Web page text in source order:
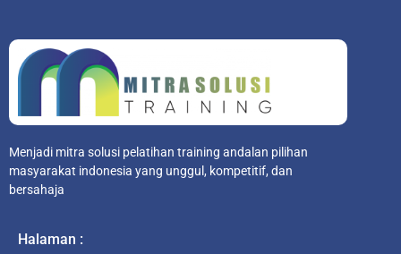
Menjadi mitra solusi pelatihan training andalan pilihan
masyarakat indonesia yang unggul, kompetitif, dan
bersahaja
Halaman :